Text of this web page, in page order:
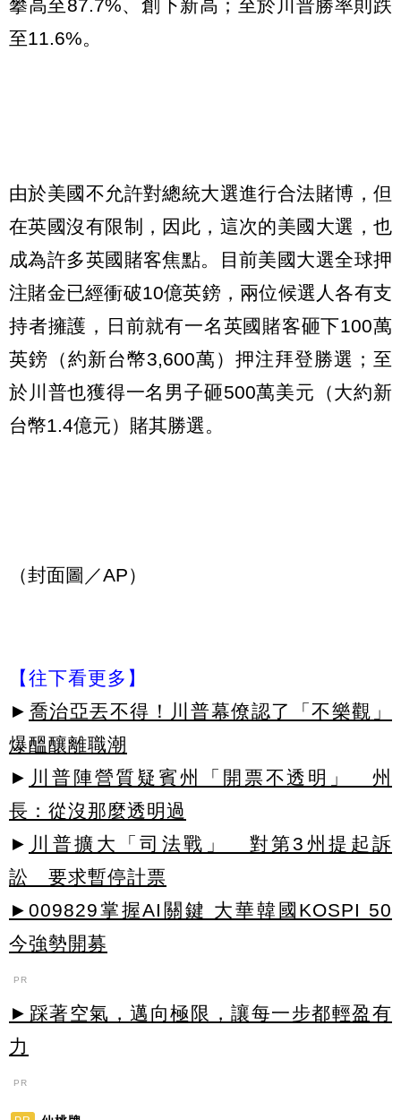
攀高至87.7%、創下新高；至於川普勝率則跌
至11.6%。
由於美國不允許對總統大選進行合法賭博，但
在英國沒有限制，因此，這次的美國大選，也
成為許多英國賭客焦點。目前美國大選全球押
注賭金已經衝破10億英鎊，兩位候選人各有支
持者擁護，日前就有一名英國賭客砸下100萬
英鎊（約新台幣3,600萬）押注拜登勝選；至
於川普也獲得一名男子砸500萬美元（大約新
台幣1.4億元）賭其勝選。
（封面圖／AP）
【往下看更多】
► 喬治亞丟不得！川普幕僚認了「不樂觀」
爆醞釀離職潮
► 川普陣營質疑賓州「開票不透明」 州
長：從沒那麼透明過
► 川普擴大「司法戰」 對第3州提起訴
訟 要求暫停計票
►009829掌握AI關鍵 大華韓國KOSPI 50
今強勢開募
PR
►踩著空氣，邁向極限，讓每一步都輕盈有
力
PR